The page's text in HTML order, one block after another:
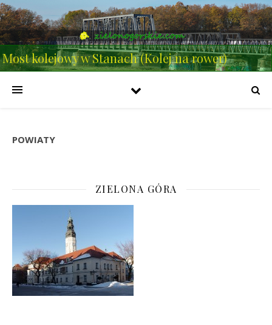
Most kolejowy w Stanach (Kolej na rower)
POWIATY
ZIELONA GÓRA